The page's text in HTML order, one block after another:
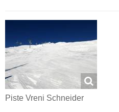
Piste Vreni Schneider